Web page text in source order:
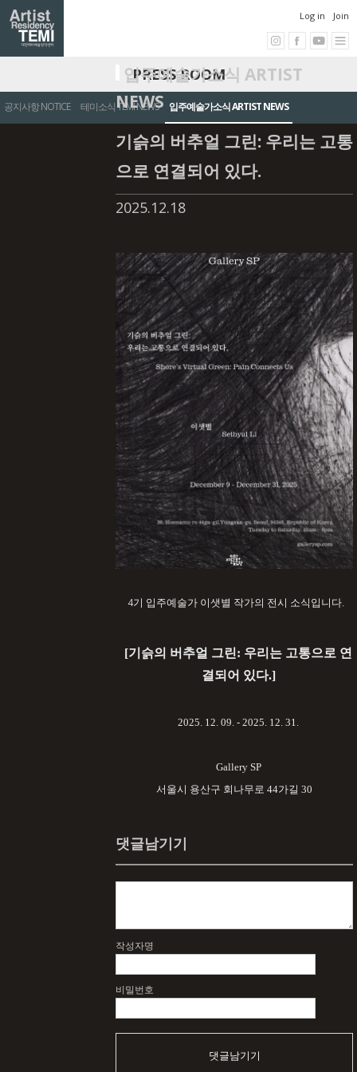
Log in Join
PRESS ROOM
공지사항 NOTICE 테미소식 TEMI NEWS 입주예술가소식 ARTIST NEWS
입주예술가소식 ARTIST
NEWS
기슭의 버추얼 그린: 우리는 고통
으로 연결되어 있다.
2025.12.18
4기 입주예술가 이샛별 작가의 전시 소식입니다.
[기슭의 버추얼 그린: 우리는 고통으로 연
결되어 있다.]
2025. 12. 09. - 2025. 12. 31.
Gallery SP
서울시 용산구 회나무로 44가길 30
댓글남기기
작성자명
비밀번호
댓글남기기